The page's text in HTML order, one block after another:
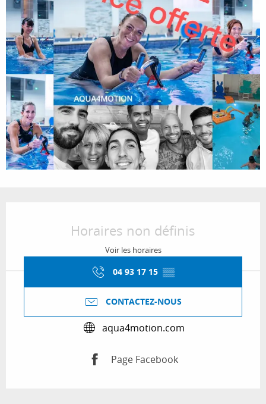
Horaires non définis
Voir les horaires
04 93 17 15 ▒▒
CONTACTEZ-NOUS
aqua4motion.com
Page Facebook